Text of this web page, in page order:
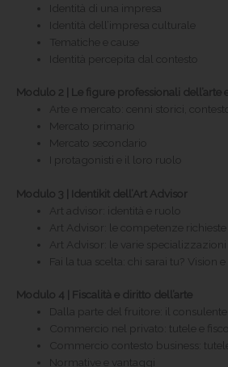
Identità di una impresa
Identità dell’impresa culturale
Tematiche e cause
Identità percepita dal contesto
Modulo 2 | Le figure professionali dell’arte
Arte e mercato: cenni storici,
Mercato primario
Mercato secondario
I protagonisti e il loro ruolo
Modulo 3 | Identikit dell’Art Advisor
Art advisor: identità e ruolo
Art Advisor: le competenze richieste
Art Advisor: le varie specializzazioni
Fai la tua scelta: chi sarai tu? Vision
Modulo 4 | Fiscalità e diritto dell’arte
Dalla parte del fruitore: il consulente
Commercio nel privato: tutele e fisco
Commercio contesto business:
Normative e vantaggi